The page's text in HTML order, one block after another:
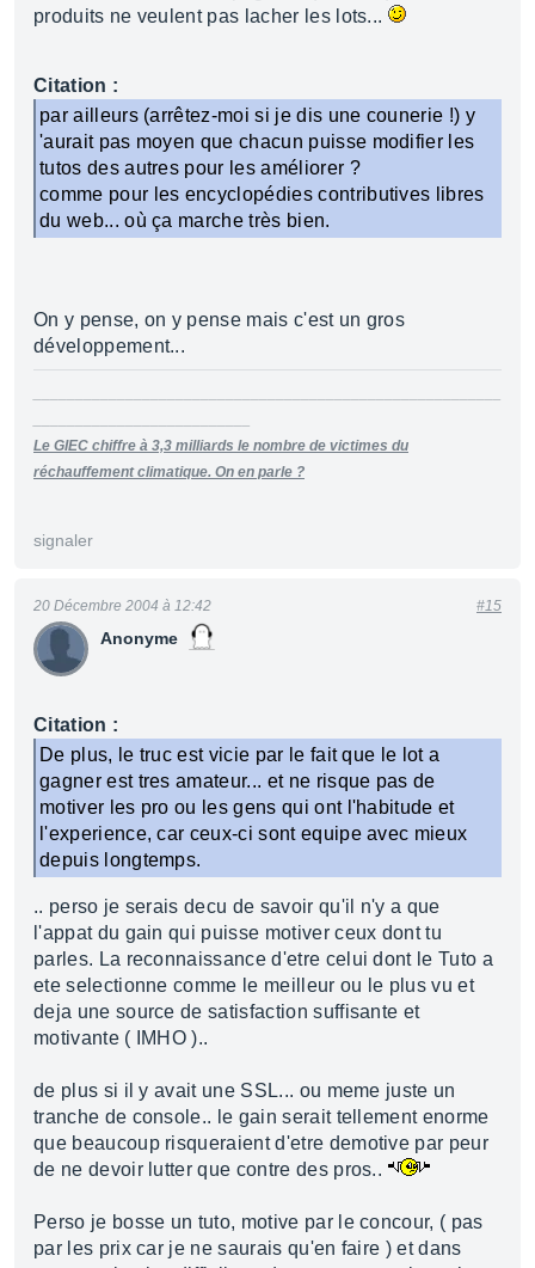
produits ne veulent pas lacher les lots...
Citation :
par ailleurs (arrêtez-moi si je dis une counerie !) y
'aurait pas moyen que chacun puisse modifier les
tutos des autres pour les améliorer ?
comme pour les encyclopédies contributives libres
du web... où ça marche très bien.
On y pense, on y pense mais c'est un gros
développement...
Le GIEC chiffre à 3,3 milliards le nombre de victimes du
réchauffement climatique. On en parle ?
signaler
Anonyme
20 Décembre 2004 à 12:42 #15
Citation :
De plus, le truc est vicie par le fait que le lot a
gagner est tres amateur... et ne risque pas de
motiver les pro ou les gens qui ont l'habitude et
l'experience, car ceux-ci sont equipe avec mieux
depuis longtemps.
.. perso je serais decu de savoir qu'il n'y a que
l'appat du gain qui puisse motiver ceux dont tu
parles. La reconnaissance d'etre celui dont le Tuto a
ete selectionne comme le meilleur ou le plus vu et
deja une source de satisfaction suffisante et
motivante ( IMHO )..
de plus si il y avait une SSL... ou meme juste un
tranche de console.. le gain serait tellement enorme
que beaucoup risqueraient d'etre demotive par peur
de ne devoir lutter que contre des pros..
Perso je bosse un tuto, motive par le concour, ( pas
par les prix car je ne saurais qu'en faire ) et dans